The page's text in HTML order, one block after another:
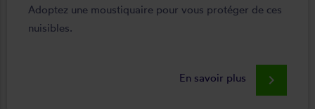
Adoptez une moustiquaire pour vous protéger de ces
nuisibles.
En savoir plus keyboard_arrow_right